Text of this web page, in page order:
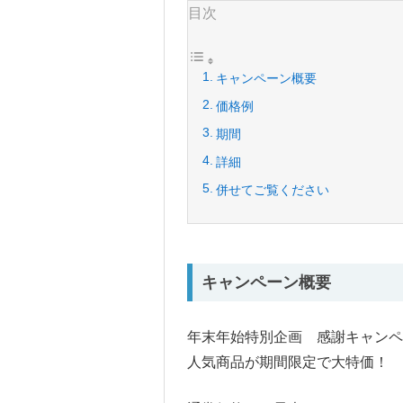
目次
キャンペーン概要
価格例
期間
詳細
併せてご覧ください
キャンペーン概要
年末年始特別企画 感謝キャン
人気商品が期間限定で大特価！